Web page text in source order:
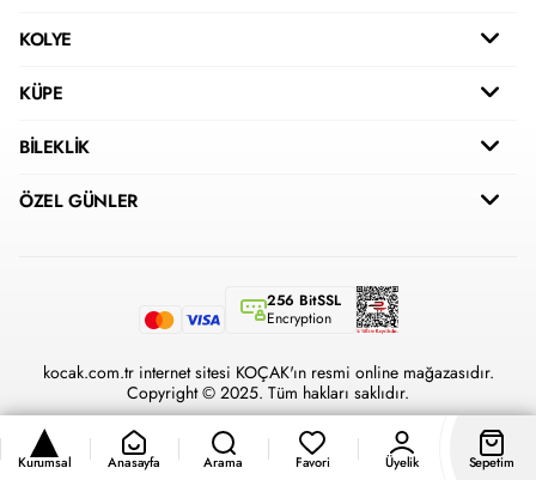
Kurumsal Anasayfa Arama Favori Üyelik Sepetim
KOLYE
KÜPE
BİLEKLİK
ÖZEL GÜNLER
256 BitSSL
Encryption
kocak.com.tr internet sitesi KOÇAK'ın resmi online mağazasıdır.
Copyright © 2025. Tüm hakları saklıdır.
Hipotenüs Yeni Nesil E-Ticaret Sistemleri ile Hazırlanmıştır.